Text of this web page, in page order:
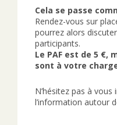
Cela se passe
Rendez-vous sur
pourrez alors
participants.
Le PAF est de 5 €,
sont à votre
N’hésitez pas à
l’information autour